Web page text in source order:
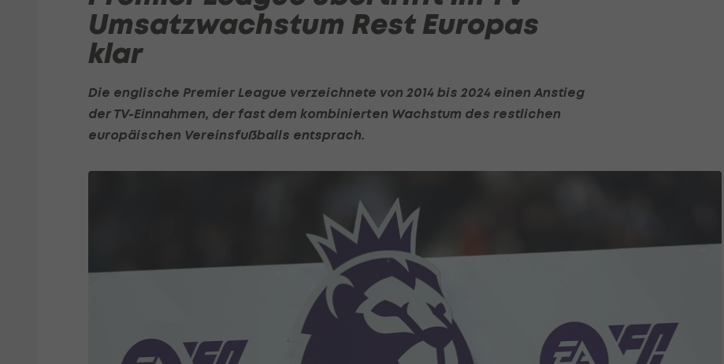
Umsatzwachstum Rest Europas
klar
Die englische Premier League verzeichnete von 2014 bis 2024 einen Anstieg
der TV-Einnahmen, der fast dem kombinierten Wachstum des restlichen
europäischen Vereinsfußballs entsprach.